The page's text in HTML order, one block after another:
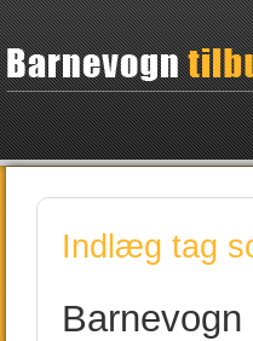
Indlæg tag